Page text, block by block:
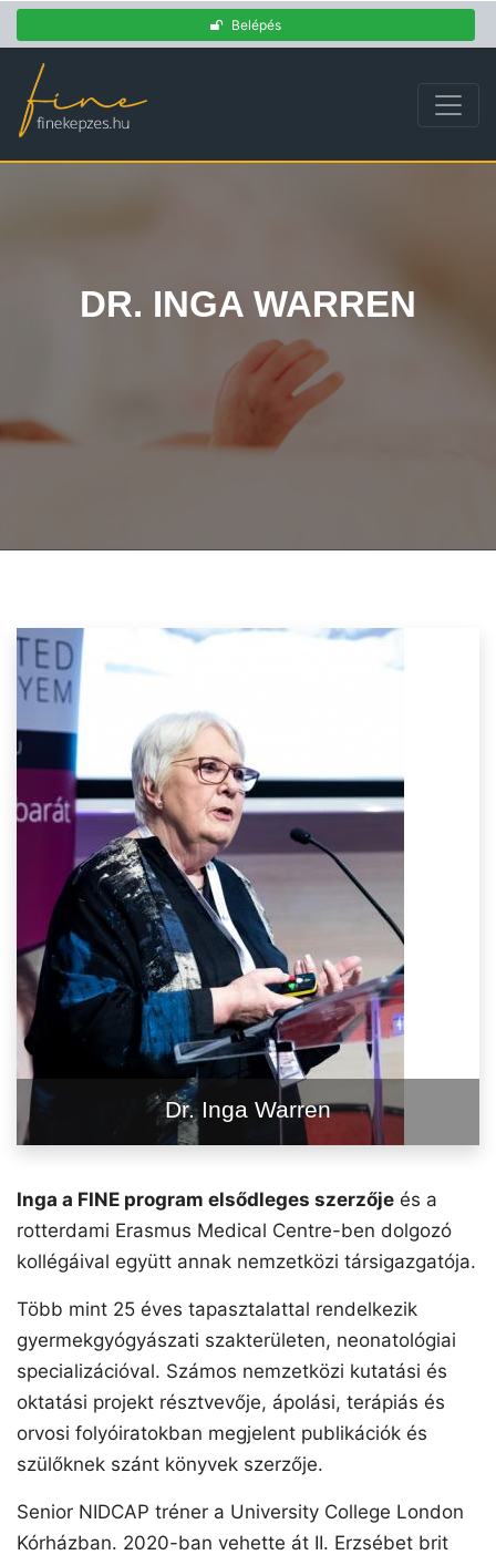
Belépés
DR. INGA WARREN
Dr. Inga Warren
Inga a FINE program elsődleges szerzője és a
rotterdami Erasmus Medical Centre-ben dolgozó
kollégáival együtt annak nemzetközi társigazgatója.
Több mint 25 éves tapasztalattal rendelkezik
gyermekgyógyászati szakterületen, neonatológiai
specializációval. Számos nemzetközi kutatási és
oktatási projekt résztvevője, ápolási, terápiás és
orvosi folyóiratokban megjelent publikációk és
szülőknek szánt könyvek szerzője.
Senior NIDCAP tréner a University College London
Kórházban. 2020-ban vehette át II. Erzsébet brit